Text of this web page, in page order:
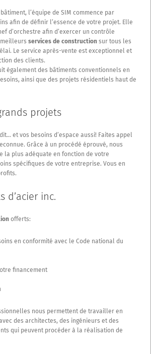
l’équipe de SIM commence par
afin de définir l’essence de votre projet. Elle
d’orchestre afin d’exercer un contrôle
meilleursservices de construction sur tous les
Le service après-vente est exceptionnel et
des clients.
également des bâtiments conventionnels en
ainsi que des projets résidentiels haut de
projets
et vos besoins d’espace aussi! Faites appel
Grâce à un procédé éprouvé, nous
la plus adéquate en fonction de votre
spécifiques de votre entreprise. Vous en
d’acier inc.
offerts:
en conformité avec le Code national du
financement
nous permettent de travailler en
des architectes, des ingénieurs et des
qui peuvent procéder à la réalisation de